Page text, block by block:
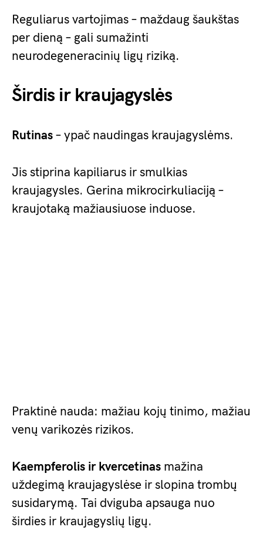
Reguliarus vartojimas – maždaug šaukštas
per dieną – gali sumažinti
neurodegeneracinių ligų riziką.
Širdis ir kraujagyslės
Rutinas – ypač naudingas kraujagyslėms.
Jis stiprina kapiliarus ir smulkias
kraujagysles. Gerina mikrocirkuliaciją –
kraujotaką mažiausiuose induose.
Praktinė nauda: mažiau kojų tinimo, mažiau
venų varikozės rizikos.
Kaempferolis ir kvercetinas mažina
uždegimą kraujagyslėse ir slopina trombų
susidarymą. Tai dviguba apsauga nuo
širdies ir kraujagyslių ligų.